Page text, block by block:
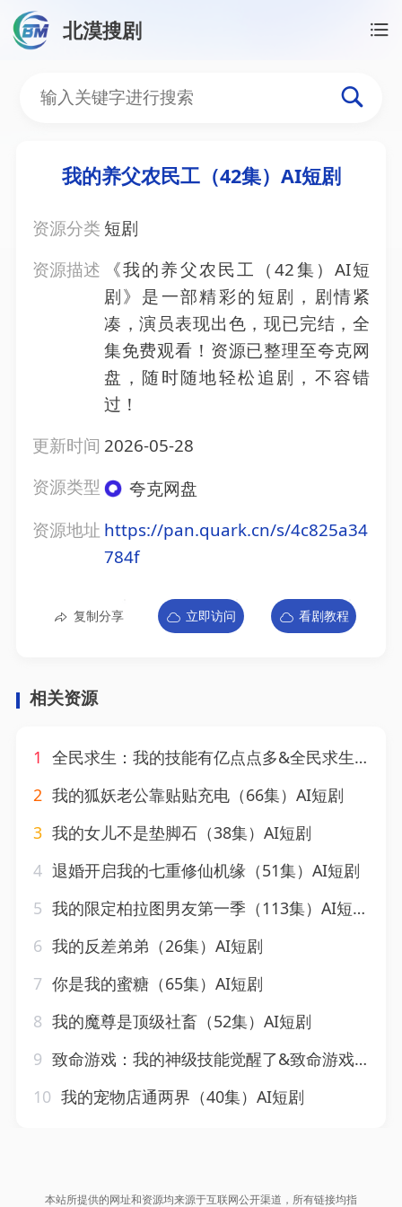
北漠搜剧
我的养父农民工（42集）
我的养父农民工（42集）AI短剧
资源分类 短剧
资源描述
《我的养父农民工（42集）AI短
剧》是一部精彩的短剧，剧情紧
凑，演员表现出色，现已完结，全
集免费观看！资源已整理至夸克网
盘，随时随地轻松追剧，不容错
过！
更新时间 2026-05-28
资源类型
夸克网盘
资源地址 https://pan.quark.cn/s/4c825a34
784f
复制分享 立即访问 看剧教程
相关资源
1 全民求生：我的技能有亿点点多&全民求生我的技能有亿点点多（68集）AI短剧
2 我的狐妖老公靠贴贴充电（66集）AI短剧
3 我的女儿不是垫脚石（38集）AI短剧
4 退婚开启我的七重修仙机缘（51集）AI短剧
5 我的限定柏拉图男友第一季（113集）AI短剧
6 我的反差弟弟（26集）AI短剧
7 你是我的蜜糖（65集）AI短剧
8 我的魔尊是顶级社畜（52集）AI短剧
9 致命游戏：我的神级技能觉醒了&致命游戏我的神级技能觉醒了（80集）AI短剧
10 我的宠物店通两界（40集）AI短剧
本站所提供的网址和资源均来源于互联网公开渠道，所有链接均指